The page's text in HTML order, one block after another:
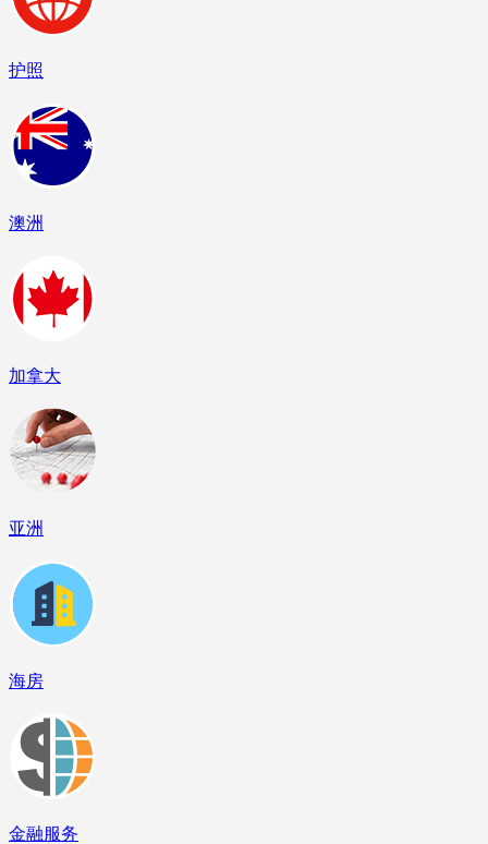
护照
澳洲
加拿大
亚洲
海房
金融服务